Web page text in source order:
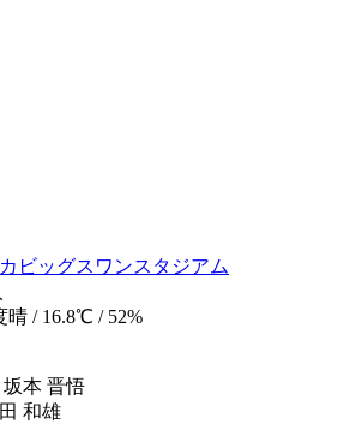
ビッグスワンスタジアム
晴 / 16.8℃ / 52%
本 晋悟
和雄